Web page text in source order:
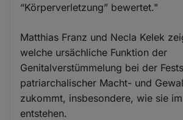
“Körperverletzung” bewertet."
Matthias Franz und Necla Kelek
welche ursächliche Funktion der
Genitalverstümmelung bei der
patriarchalischer Macht- und
zukommt, insbesondere, wie sie
entstehen.